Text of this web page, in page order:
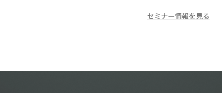
セミナー情報を見る